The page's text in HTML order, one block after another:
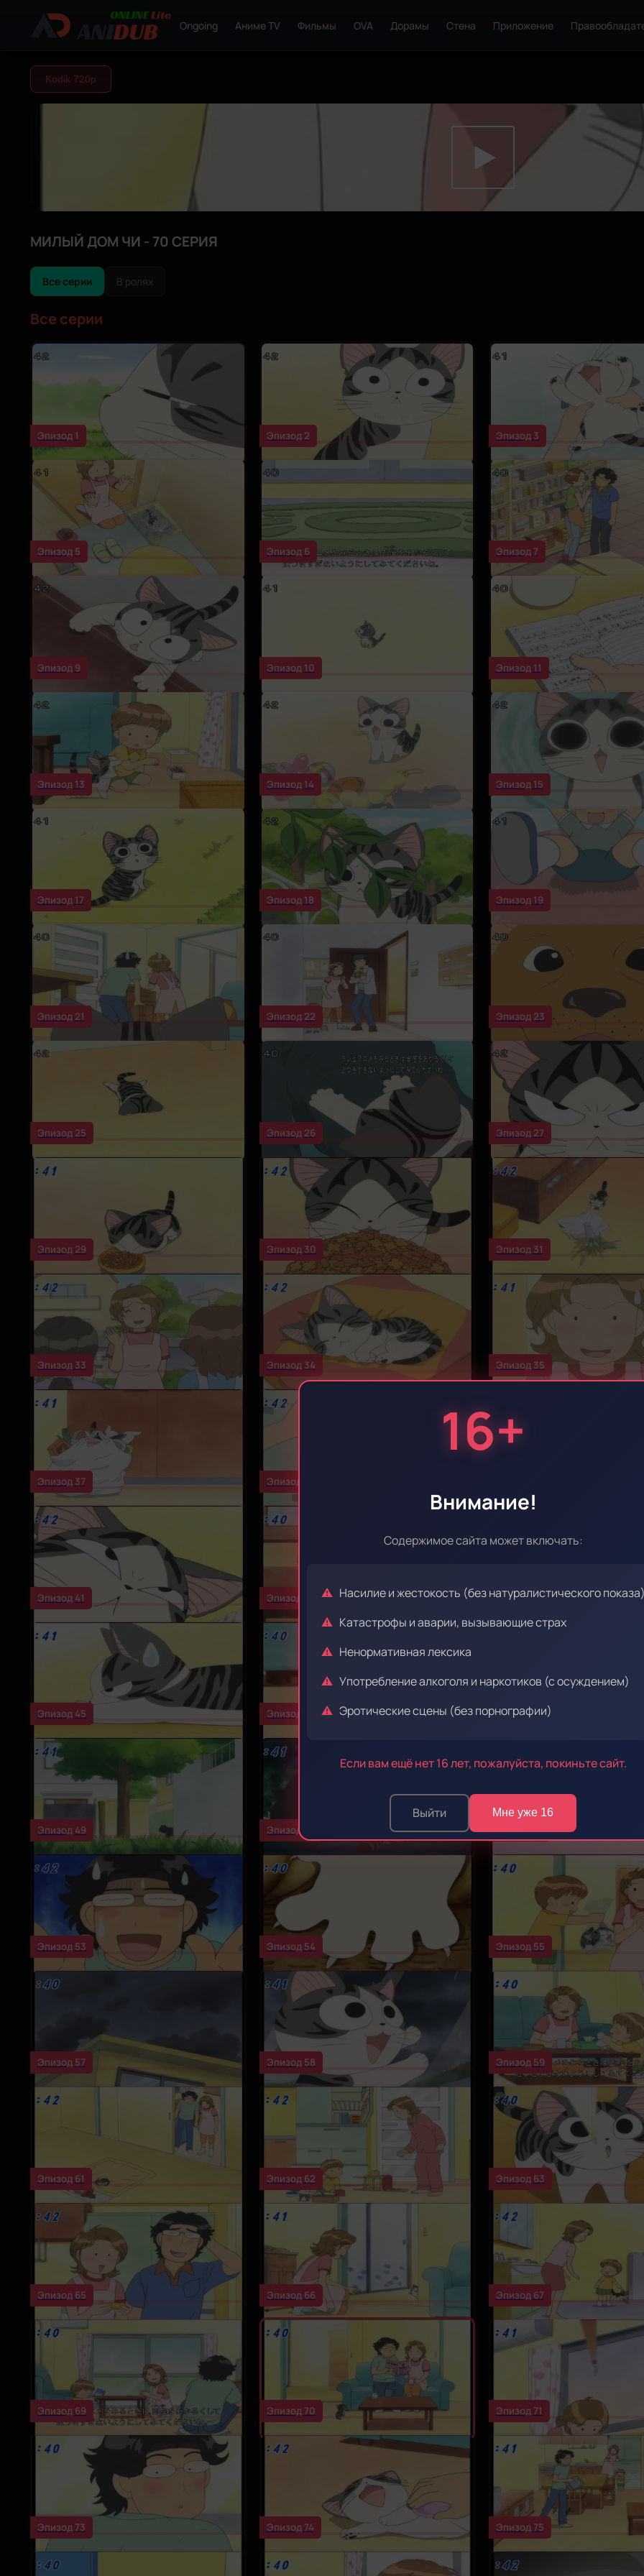
16+
Внимание!
Содержимое сайта может включать:
Насилие и жестокость (без натуралистического показа)
Катастрофы и аварии, вызывающие страх
Ненормативная лексика
Употребление алкоголя и наркотиков (с осуждением)
Эротические сцены (без порнографии)
Если вам ещё нет 16 лет, пожалуйста, покиньте сайт.
Выйти Мне уже 16
Ongoing Аниме TV Фильмы OVA Дорамы Стена Приложение
Kodik 720р
МИЛЫЙ ДОМ ЧИ - 70 СЕРИЯ
Все серии В ролях
Все серии
Эпизод 1 Эпизод 2 Эпизод 3
Эпизод 5 Эпизод 6 Эпизод 7
Эпизод 9 Эпизод 10 Эпизод 11
Эпизод 13 Эпизод 14 Эпизод 15
Эпизод 17 Эпизод 18 Эпизод 19
Эпизод 21 Эпизод 22 Эпизод 23
Эпизод 25 Эпизод 26 Эпизод 27
Эпизод 29 Эпизод 30 Эпизод 31
Эпизод 33 Эпизод 34 Эпизод 35
Эпизод 37 Эпизод 38
Эпизод 41 Эпизод 42 Эпизод 43
Эпизод 45 Эпизод 46 Эпизод 47
Эпизод 49 Эпизод 50 Эпизод 51
Эпизод 53 Эпизод 54 Эпизод 55
Эпизод 57 Эпизод 58 Эпизод 59
Эпизод 61 Эпизод 62 Эпизод 63
Эпизод 65 Эпизод 66 Эпизод 67
Эпизод 69 Эпизод 70 Эпизод 71
Эпизод 73 Эпизод 74 Эпизод 75